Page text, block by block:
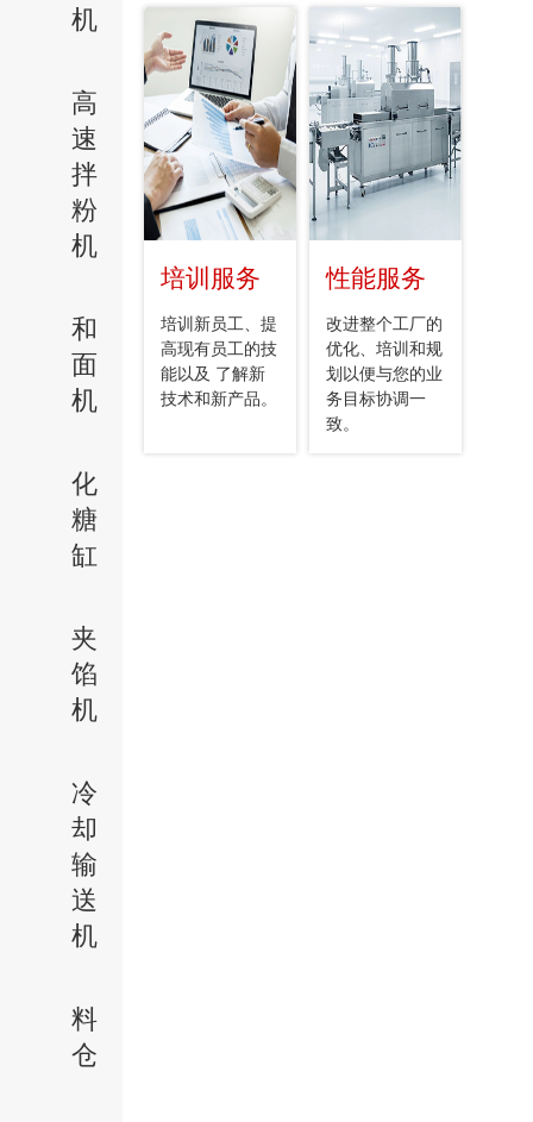
机
高
速
拌
粉
机
和
面
机
化
糖
缸
夹
馅
机
冷
却
输
送
机
料
仓
培训服务
培训新员工、提
高现有员工的技
能以及 了解新
技术和新产品。
性能服务
改进整个工厂的
优化、培训和规
划以便与您的业
务目标协调一
致。